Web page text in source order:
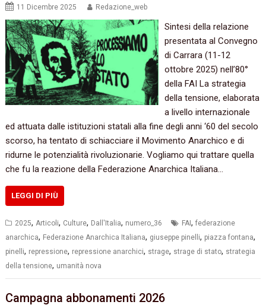
11 Dicembre 2025 Redazione_web
Sintesi della relazione
presentata al Convegno
di Carrara (11-12
ottobre 2025) nell’80°
della FAI La strategia
della tensione, elaborata
a livello internazionale
ed attuata dalle istituzioni statali alla fine degli anni ‘60 del secolo
scorso, ha tentato di schiacciare il Movimento Anarchico e di
ridurne le potenzialità rivoluzionarie. Vogliamo qui trattare quella
che fu la reazione della Federazione Anarchica Italiana…
LEGGI DI PIÙ
2025, Articoli, Culture, Dall'Italia, numero_36 FAI,federazione
anarchica, Federazione Anarchica Italiana, giuseppe pinelli, piazza fontana,
pinelli, repressione, repressione anarchici, strage, strage di stato, strategia
della tensione, umanità nova
Campagna abbonamenti 2026